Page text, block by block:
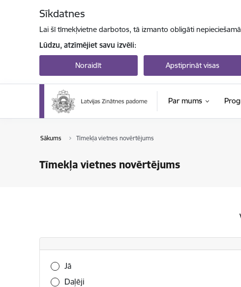
Sīkdatnes
Lai šī tīmekļvietne darbotos, tā izmanto obligāti
Lūdzu, atzīmējiet savu izvēli:
Noraidīt Apstiprināt visas
Par mums
Sākums Tīmekļa vietnes novērtējums
Tīmekļa vietnes novērtējums
Vai šī informācija bija noderīga?
Jā
Daļēji